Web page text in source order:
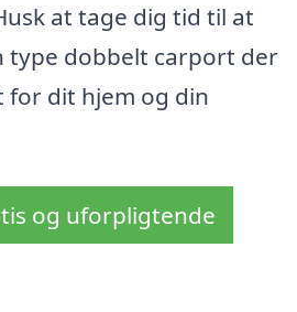
at tage dig tid til at
type dobbelt carport der
for dit hjem og din
og uforpligtende